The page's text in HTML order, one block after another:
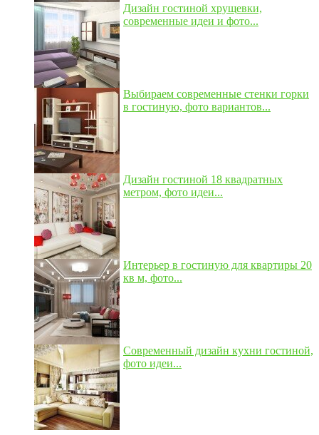
Дизайн гостиной хрущевки,
современные идеи и фото...
Выбираем современные стенки горки
в гостиную, фото вариантов...
Дизайн гостиной 18 квадратных
метром, фото идеи...
Интерьер в гостиную для квартиры 20
кв м, фото...
Современный дизайн кухни гостиной,
фото идеи...